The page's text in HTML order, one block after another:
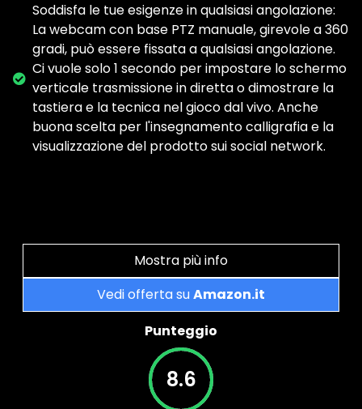
Soddisfa le tue esigenze in qualsiasi angolazione:
La webcam con base PTZ manuale, girevole a 360
gradi, può essere fissata a qualsiasi angolazione.
Ci vuole solo 1 secondo per impostare lo schermo
verticale trasmissione in diretta o dimostrare la
tastiera e la tecnica nel gioco dal vivo. Anche
buona scelta per l'insegnamento calligrafia e la
visualizzazione del prodotto sui social network.
Mostra più info
Vedi offerta suAmazon.it
Punteggio
8.6